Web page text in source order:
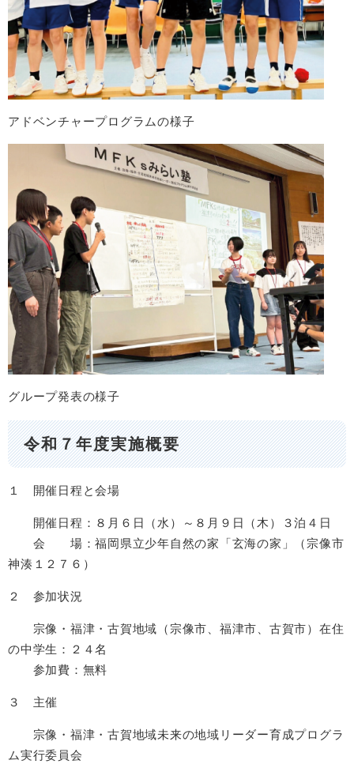
アドベンチャープログラムの様子
グループ発表の様子
令和７年度実施概要
１ 開催日程と会場
開催日程：８月６日（水）～８月９日（木）３泊４日
会 場：福岡県立少年自然の家「玄海の家」（宗像市
神湊１２７６）
２ 参加状況
宗像・福津・古賀地域（宗像市、福津市、古賀市）在住
の中学生：２４名
参加費：無料
３ 主催
宗像・福津・古賀地域未来の地域リーダー育成プログラ
ム実行委員会​